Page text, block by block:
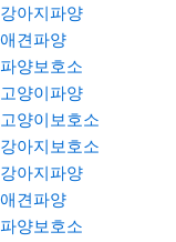
강아지파양
애견파양
파양보호소
고양이파양
고양이보호소
강아지보호소
강아지파양
애견파양
파양보호소